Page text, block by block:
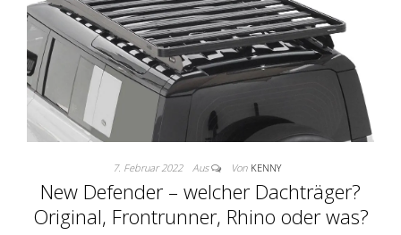
7. Februar 2022 Aus Von KENNY
New Defender – welcher Dachträger?
Original, Frontrunner, Rhino oder was?